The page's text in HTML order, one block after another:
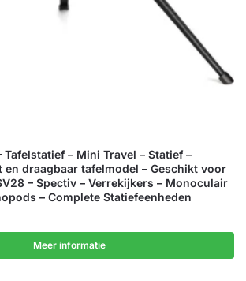
Tafelstatief – Mini Travel – Statief –
en draagbaar tafelmodel – Geschikt voor
– Spectiv – Verrekijkers – Monoculair
– Complete Statiefeenheden
Meer informatie